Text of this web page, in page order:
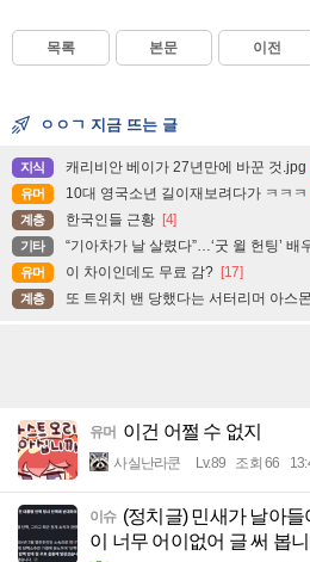
목록 본문 이전
ㅇㅇㄱ 지금 뜨는 글
지식 캐리비안 베이가 27년만에 바꾼 것.jpg
유머 10대 영국소년 길이재보려다가 ㅋㅋㅋ
계층 한국인들 근황 [4]
기타 “기아차가 날 살렸다”…‘굿 윌 헌팅’ 배우
유머 이 차이인데도 무료 감? [17]
계층 또 트위치 밴 당했다는 서터리머 아스
유머 이건 어쩔 수 없지
사실난라쿤 Lv.89 조회 66
이슈 (정치글) 민새가 날아
이 너무 어이없어 글 써 봅